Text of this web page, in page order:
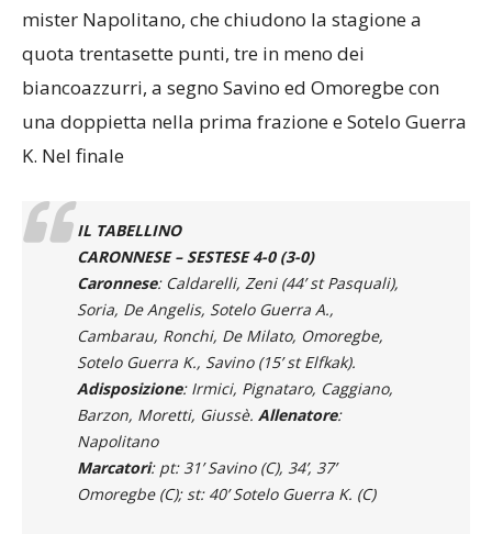
mister Napolitano, che chiudono la stagione a
quota trentasette punti, tre in meno dei
biancoazzurri, a segno Savino ed Omoregbe con
una doppietta nella prima frazione e Sotelo Guerra
K. Nel finale
IL TABELLINO
CARONNESE – SESTESE 4-0 (3-0)
Caronnese: Caldarelli, Zeni (44’ st Pasquali),
Soria, De Angelis, Sotelo Guerra A.,
Cambarau, Ronchi, De Milato, Omoregbe,
Sotelo Guerra K., Savino (15’ st Elfkak).
Adisposizione: Irmici, Pignataro, Caggiano,
Barzon, Moretti, Giussè. Allenatore:
Napolitano
Marcatori: pt: 31’ Savino (C), 34’, 37’
Omoregbe (C); st: 40’ Sotelo Guerra K. (C)